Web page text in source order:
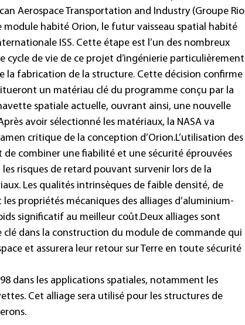
Aerospace Transportation and Industry(Groupe Rio
habité Orion, le futur vaisseau spatial habité
ISS. Cette étape est l’un des nombreux
cycle de vie de ce projet d’ingénierie particulièrement
la fabrication de la structure. Cette décision confirme
un matériau clé du programme conçu par la
spatiale actuelle, ouvrant ainsi, une nouvelle
avoir sélectionné les matériaux, la NASA va
critique de la conception d’Orion.L’utilisation des
combiner une fiabilité et une sécurité éprouvées
risques de retard pouvant survenir lors de la
Les qualités intrinsèques de faible densité, de
propriétés mécaniques des alliages d’aluminium-
significatif au meilleur coût.Deux alliages sont
dans la construction du module de commande qui
et assurera leur retour sur Terre en toute sécurité
dans les applications spatiales, notamment les
Cet alliage sera utilisé pour les structures de